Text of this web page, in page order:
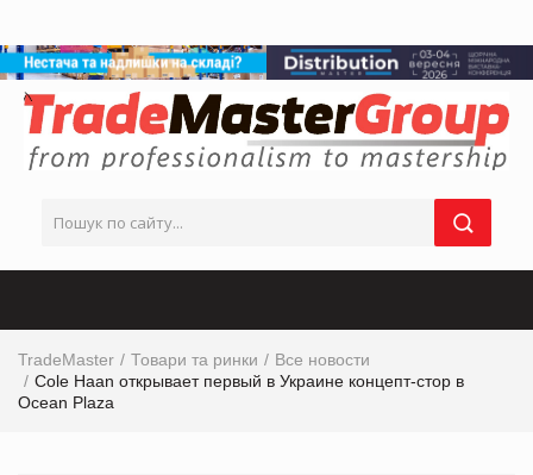
TradeMaster Товари та ринки
Все новости
Cole Haan открывает первый в Украине концепт-стор в
Ocean Plaza